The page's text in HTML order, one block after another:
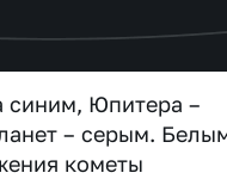
синим, Юпитера –
– серым.
кометы